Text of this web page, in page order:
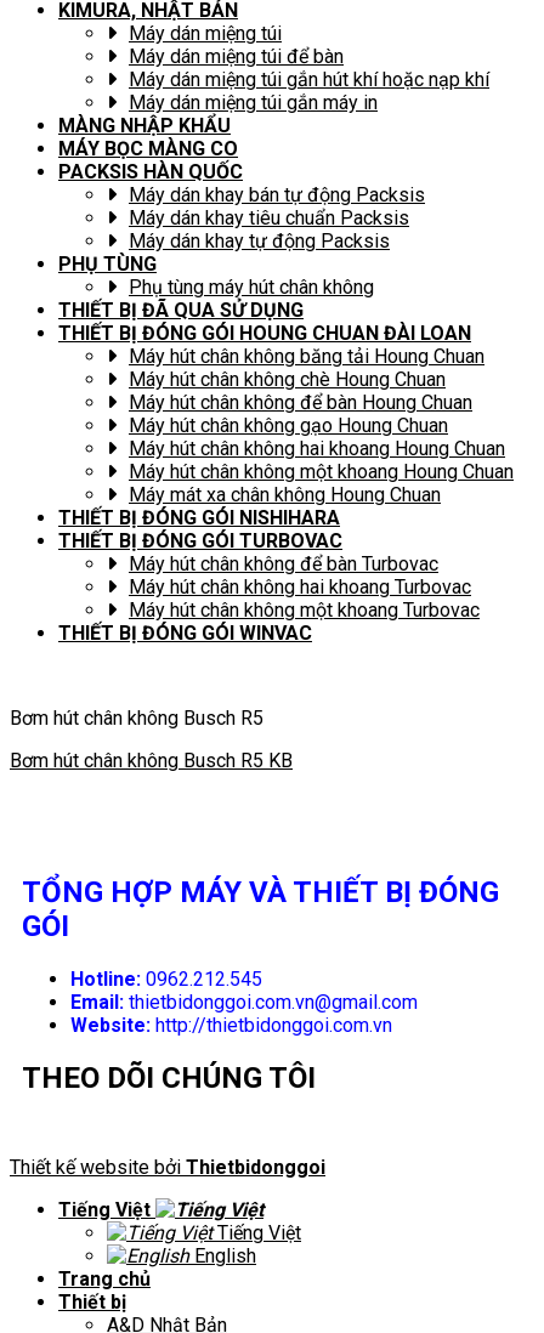
KIMURA, NHẬT BẢN
Máy dán miệng túi
Máy dán miệng túi để bàn
Máy dán miệng túi gắn hút khí hoặc nạp khí
Máy dán miệng túi gắn máy in
MÀNG NHẬP KHẨU
MÁY BỌC MÀNG CO
PACKSIS HÀN QUỐC
Máy dán khay bán tự động Packsis
Máy dán khay tiêu chuẩn Packsis
Máy dán khay tự động Packsis
PHỤ TÙNG
Phụ tùng máy hút chân không
THIẾT BỊ ĐÃ QUA SỬ DỤNG
THIẾT BỊ ĐÓNG GÓI HOUNG CHUAN ĐÀI LOAN
Máy hút chân không băng tải Houng Chuan
Máy hút chân không chè Houng Chuan
Máy hút chân không để bàn Houng Chuan
Máy hút chân không gạo Houng Chuan
Máy hút chân không hai khoang Houng Chuan
Máy hút chân không một khoang Houng Chuan
Máy mát xa chân không Houng Chuan
THIẾT BỊ ĐÓNG GÓI NISHIHARA
THIẾT BỊ ĐÓNG GÓI TURBOVAC
Máy hút chân không để bàn Turbovac
Máy hút chân không hai khoang Turbovac
Máy hút chân không một khoang Turbovac
THIẾT BỊ ĐÓNG GÓI WINVAC
Bơm hút chân không Busch R5
Bơm hút chân không Busch R5 KB
TỔNG HỢP MÁY VÀ THIẾT BỊ ĐÓNG
GÓI
Hotline: 0962.212.545
Email: thietbidonggoi.com.vn@gmail.com
Website: http://thietbidonggoi.com.vn
THEO DÕI CHÚNG TÔI
Thiết kế website bởi Thietbidonggoi
Tiếng Việt
Tiếng Việt
English
Trang chủ
Thiết bị
A&D Nhật Bản